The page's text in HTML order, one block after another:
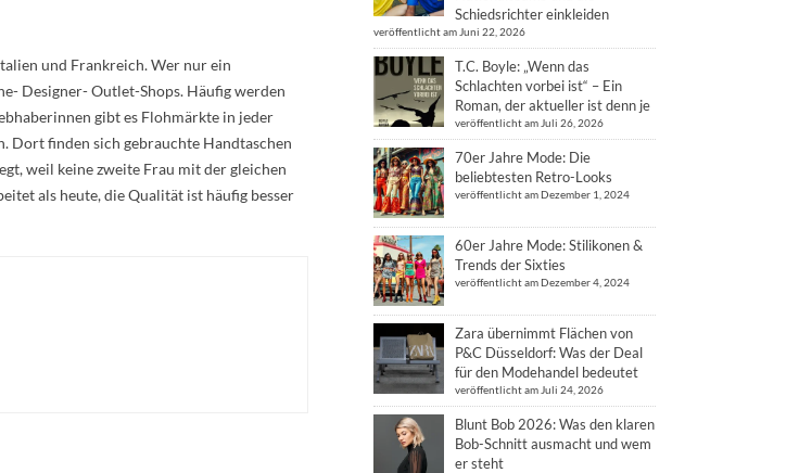
und Frankreich. Wer nur ein
Designer- Outlet-Shops. Häufig werden
gibt es Flohmärkte in jeder
Dort finden sich gebrauchte Handtaschen
weil keine zweite Frau mit der gleichen
als heute, die Qualität ist häufig besser
Schiedsrichter einkleiden
veröffentlicht am Juni 22, 2026
T.C. Boyle: „Wenn das
Schlachten vorbei ist“ – Ein
Roman, der aktueller ist denn je
veröffentlicht am Juli 26, 2026
70er Jahre Mode: Die
beliebtesten Retro-Looks
veröffentlicht am Dezember 1, 2024
60er Jahre Mode: Stilikonen &
Trends der Sixties
veröffentlicht am Dezember 4, 2024
Zara übernimmt Flächen von
P&C Düsseldorf: Was der Deal
für den Modehandel bedeutet
veröffentlicht am Juli 24, 2026
Blunt Bob 2026: Was den klaren
Bob-Schnitt ausmacht und wem
er steht